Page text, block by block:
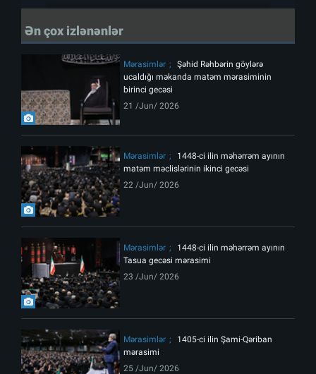
Ən çox izlənənlər
Mərasimlər
Şəhid Rəhbərin göylərə
ucaldığı məkanda matəm mərasiminin
birinci gecəsi
21 /Jun/ 2026
Mərasimlər
1448-ci ilin məhərrəm ayının
matəm məclislərinin ikinci gecəsi
22 /Jun/ 2026
Mərasimlər
1448-ci ilin məhərrəm ayının
Tasua gecəsi mərasimi
23 /Jun/ 2026
Mərasimlər
1405-ci ilin Şami-Qəriban
mərasimi
25 /Jun/ 2026